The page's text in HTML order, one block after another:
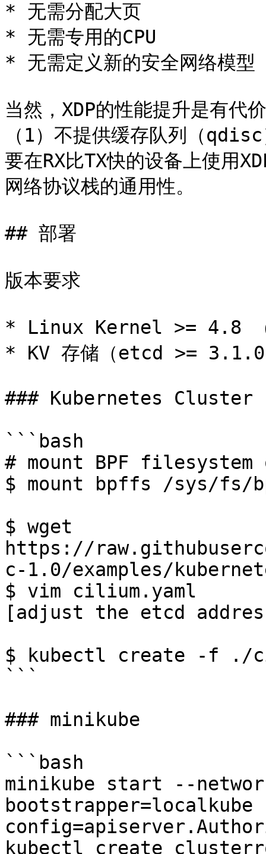
* 无需分配大页
* 无需专用的CPU
* 无需定义新的安全网络模型
当然，XDP的性能提升是有代
（1）不提供缓存队列（
要在RX比TX快的设备上使用
网络协议栈的通用性。
## 部署
版本要求
* Linux Kernel >= 4.8
* KV 存储（etcd >=
### Kubernetes Cluster
```bash
# mount BPF
$ mount bpffs /sys/
$ wget
https://
c-1.0/examples/
$ vim cilium.yaml
[adjust the etcd
$ kubectl create -f ./
```
### minikube
```bash
minikube start --
bootstrapper=localkube
kubectl create